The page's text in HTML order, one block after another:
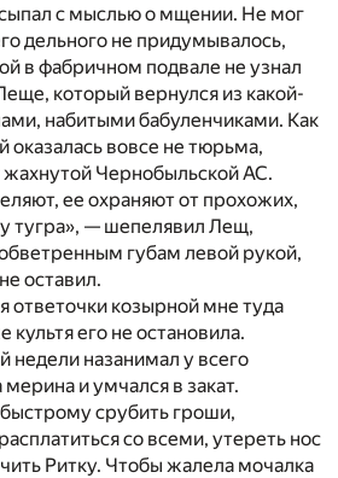
с мыслью о мщении. Не мог
дельного не придумывалось,
в фабричном подвале не узнал
который вернулся из какой-
набитыми бабуленчиками. Как
оказалась вовсе не тюрьма,
жахнутой Чернобыльской АС.
ее охраняют от прохожих,
тугра», — шепелявил Лещ,
губам левой рукой,
оставил.
ответочки козырной мне туда
культя его не остановила.
недели назанимал у всего
мерина и умчался в закат.
срубить гроши,
со всеми, утереть нос
Ритку. Чтобы жалела мочалка